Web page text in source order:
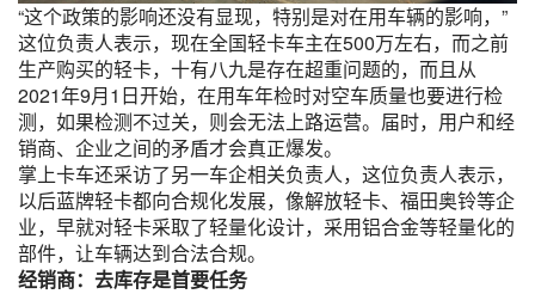
“这个政策的影响还没有显现，特别是对在用车辆的影响，”
这位负责人表示，现在全国轻卡车主在500万左右，而之前
生产购买的轻卡，十有八九是存在超重问题的，而且从
2021年9月1日开始，在用车年检时对空车质量也要进行检
测，如果检测不过关，则会无法上路运营。届时，用户和经
销商、企业之间的矛盾才会真正爆发。
掌上卡车还采访了另一车企相关负责人，这位负责人表示，
以后蓝牌轻卡都向合规化发展，像解放轻卡、福田奥铃等企
业，早就对轻卡采取了轻量化设计，采用铝合金等轻量化的
部件，让车辆达到合法合规。
经销商：去库存是首要任务